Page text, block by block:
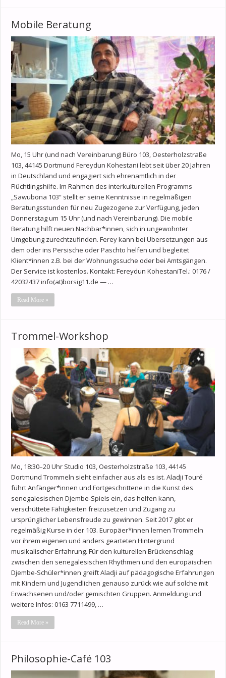
Mobile Beratung
Mo, 15 Uhr (und nach Vereinbarung) Büro 103, Oesterholzstraße
103, 44145 Dortmund Fereydun Kohestani lebt seit über 20 Jahren
in Deutschland und engagiert sich ehrenamtlich in der
Flüchtlingshilfe. Im Rahmen des interkulturellen Programms
„Sawubona 103“ stellt er seine Kenntnisse in regelmäßigen
Beratungsstunden für neu Zugezogene zur Verfügung, jeden
Donnerstag um 15 Uhr (und nach Vereinbarung). Die mobile
Beratung hilft neuen Nachbar*innen, sich in ungewohnter
Umgebung zurechtzufinden. Ferey kann bei Übersetzungen aus
dem oder ins Persische oder Paschto helfen und begleitet
Klient*innen z.B. bei der Wohnungssuche oder bei Amtsgängen.
Der Service ist kostenlos. Kontakt: Fereydun KohestaniTel.: 0176 /
42032437 info(at)borsig11.de — …
Read More »
Trommel-Workshop
Mo, 18:30–20 Uhr Studio 103, Oesterholzstraße 103, 44145
Dortmund Trommeln sieht einfacher aus als es ist. Aladji Touré
führt Anfänger*innen und Fortgeschrittene in die Kunst des
senegalesischen Djembe-Spiels ein, das helfen kann,
verschüttete Fähigkeiten freizusetzen und Zugang zu
ursprünglicher Lebensfreude zu gewinnen. Seit 2017 gibt er
regelmäßig Kurse in der 103. Europäer*innen lernen Trommeln
vor ihrem eigenen und anders gearteten Hintergrund
musikalischer Erfahrung. Für den kulturellen Brückenschlag
zwischen den senegalesischen Rhythmen und den europäischen
Djembe-Schüler*innen greift Aladji auf pädagogische Erfahrungen
mit Kindern und Jugendlichen genauso zurück wie auf solche mit
Erwachsenen und/oder gemischten Gruppen. Anmeldung und
weitere Infos: 0163 7711499, …
Read More »
Philosophie-Café 103